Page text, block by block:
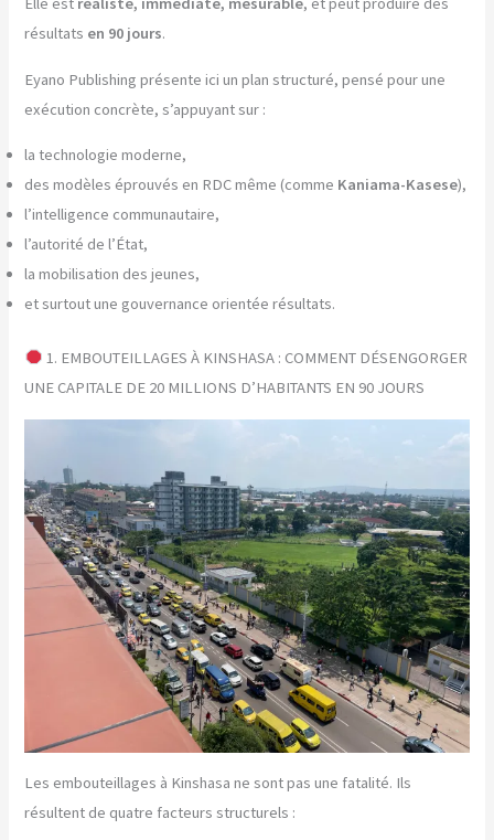
résultats en 90 jours.
Eyano Publishing présente ici un plan structuré, pensé pour une
exécution concrète, s’appuyant sur :
la technologie moderne,
des modèles éprouvés en RDC même (comme Kaniama-Kasese),
l’intelligence communautaire,
l’autorité de l’État,
la mobilisation des jeunes,
et surtout une gouvernance orientée résultats.
1. EMBOUTEILLAGES À KINSHASA : COMMENT DÉSENGORGER
UNE CAPITALE DE 20 MILLIONS D’HABITANTS EN 90 JOURS
Les embouteillages à Kinshasa ne sont pas une fatalité. Ils
résultent de quatre facteurs structurels :